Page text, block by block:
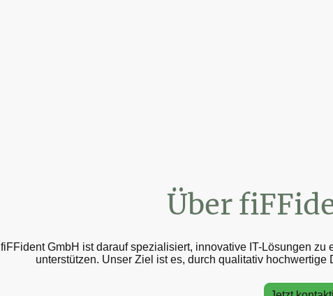
Über
fiFFident GmbH ist darauf spezialisiert, innovative IT-Lösungen
unterstützen. Unser Ziel ist es, durch qualitativ